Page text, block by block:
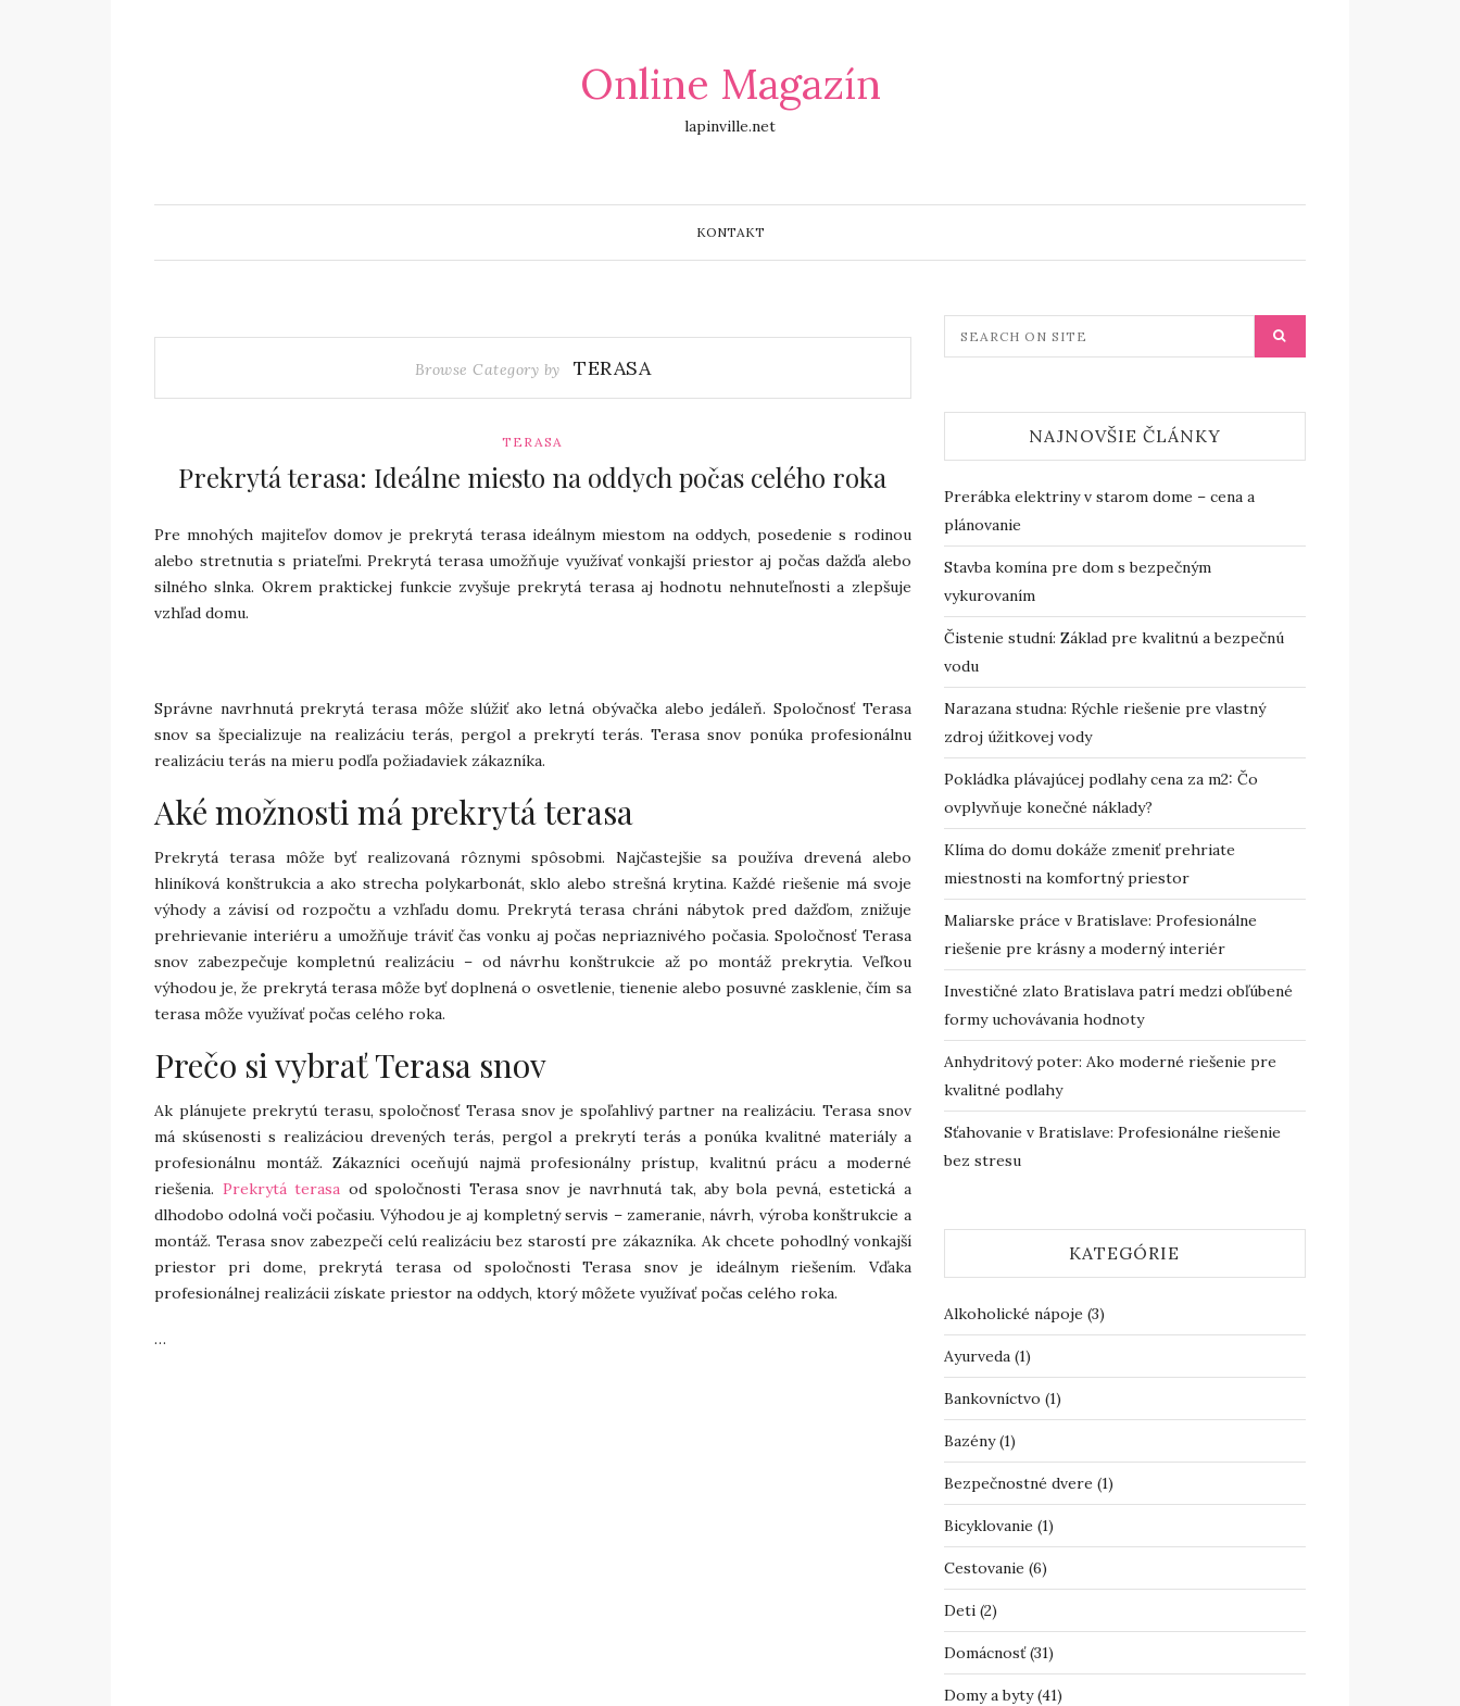
Online Magazín
lapinville.net
KONTAKT
Browse Category by TERASA
TERASA
Prekrytá terasa: Ideálne miesto na oddych počas celého roka
Pre mnohých majiteľov domov je prekrytá terasa ideálnym miestom na oddych, posedenie s rodinou
alebo stretnutia s priateľmi. Prekrytá terasa umožňuje využívať vonkajší priestor aj počas dažďa alebo
silného slnka. Okrem praktickej funkcie zvyšuje prekrytá terasa aj hodnotu nehnuteľnosti a zlepšuje
vzhľad domu.
Správne navrhnutá prekrytá terasa môže slúžiť ako letná obývačka alebo jedáleň. Spoločnosť Terasa
snov sa špecializuje na realizáciu terás, pergol a prekrytí terás. Terasa snov ponúka profesionálnu
realizáciu terás na mieru podľa požiadaviek zákazníka.
Aké možnosti má prekrytá terasa
Prekrytá terasa môže byť realizovaná rôznymi spôsobmi. Najčastejšie sa používa drevená alebo
hliníková konštrukcia a ako strecha polykarbonát, sklo alebo strešná krytina. Každé riešenie má svoje
výhody a závisí od rozpočtu a vzhľadu domu. Prekrytá terasa chráni nábytok pred dažďom, znižuje
prehrievanie interiéru a umožňuje tráviť čas vonku aj počas nepriaznivého počasia. Spoločnosť Terasa
snov zabezpečuje kompletnú realizáciu – od návrhu konštrukcie až po montáž prekrytia. Veľkou
výhodou je, že prekrytá terasa môže byť doplnená o osvetlenie, tienenie alebo posuvné zasklenie, čím sa
terasa môže využívať počas celého roka.
Prečo si vybrať Terasa snov
Ak plánujete prekrytú terasu, spoločnosť Terasa snov je spoľahlivý partner na realizáciu. Terasa snov
má skúsenosti s realizáciou drevených terás, pergol a prekrytí terás a ponúka kvalitné materiály a
profesionálnu montáž. Zákazníci oceňujú najmä profesionálny prístup, kvalitnú prácu a moderné
riešenia. Prekrytá terasa od spoločnosti Terasa snov je navrhnutá tak, aby bola pevná, estetická a
dlhodobo odolná voči počasiu. Výhodou je aj kompletný servis – zameranie, návrh, výroba konštrukcie a
montáž. Terasa snov zabezpečí celú realizáciu bez starostí pre zákazníka. Ak chcete pohodlný vonkajší
priestor pri dome, prekrytá terasa od spoločnosti Terasa snov je ideálnym riešením. Vďaka
profesionálnej realizácii získate priestor na oddych, ktorý môžete využívať počas celého roka.
…
NAJNOVŠIE ČLÁNKY
Prerábka elektriny v starom dome – cena a
plánovanie
Stavba komína pre dom s bezpečným
vykurovaním
Čistenie studní: Základ pre kvalitnú a bezpečnú
vodu
Narazana studna: Rýchle riešenie pre vlastný
zdroj úžitkovej vody
Pokládka plávajúcej podlahy cena za m2: Čo
ovplyvňuje konečné náklady?
Klíma do domu dokáže zmeniť prehriate
miestnosti na komfortný priestor
Maliarske práce v Bratislave: Profesionálne
riešenie pre krásny a moderný interiér
Investičné zlato Bratislava patrí medzi obľúbené
formy uchovávania hodnoty
Anhydritový poter: Ako moderné riešenie pre
kvalitné podlahy
Sťahovanie v Bratislave: Profesionálne riešenie
bez stresu
KATEGÓRIE
Alkoholické nápoje (3)
Ayurveda(1)
Bankovníctvo (1)
Bazény(1)
Bezpečnostné dvere (1)
Bicyklovanie (1)
Cestovanie (6)
Deti(2)
Domácnosť(31)
Domy a byty(41)